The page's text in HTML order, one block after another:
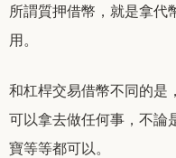
所謂質押借幣，就是拿代
用。
和杠桿交易借幣不同的是
可以拿去做任何事，不論
寶等等都可以。